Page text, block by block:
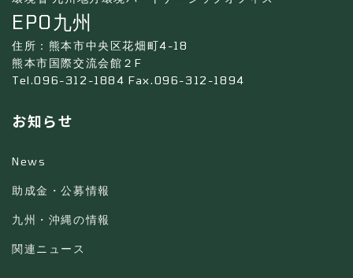
EPO九州
住所：熊本市中央区花畑町4-18
熊本市国際交流会館２F
Tel.096-312-1884 Fax.096-312-1894
お知らせ
News
助成金・公募情報
九州・沖縄の情報
関連ニュース